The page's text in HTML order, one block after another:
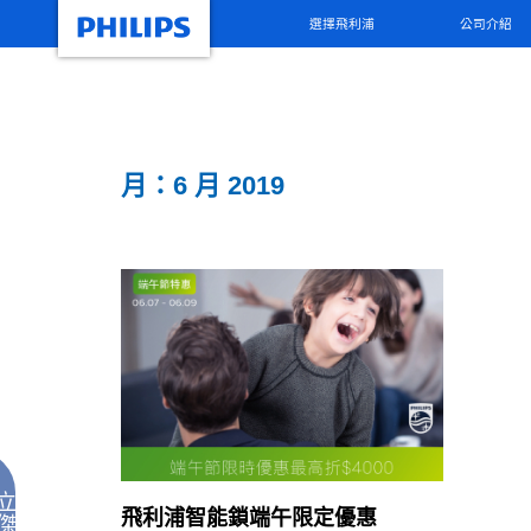
選擇飛利浦 公司介紹
月：6 月 2019
飛利浦智能鎖端午限定優惠